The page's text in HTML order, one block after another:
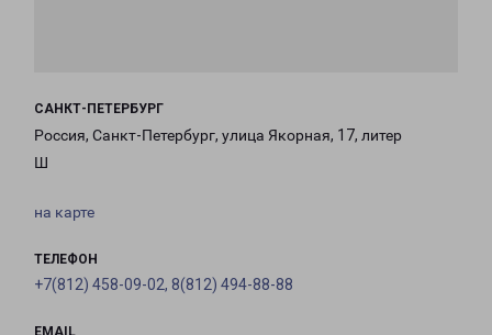
САНКТ-ПЕТЕРБУРГ
Россия, Санкт-Петербург, улица Якорная, 17, литер
Ш
на карте
ТЕЛЕФОН
+7(812) 458-09-02, 8(812) 494-88-88